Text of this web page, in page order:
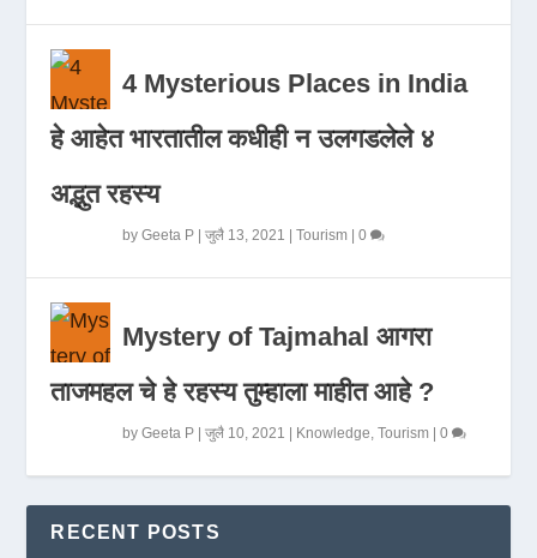
4 Mysterious Places in India
हे आहेत भारतातील कधीही न उलगडलेले ४
अद्भुत रहस्य
byGeeta P |जुलै 13, 2021 |Tourism |0
Mystery of Tajmahal आगरा
ताजमहल चे हे रहस्य तुम्हाला माहीत आहे ?
byGeeta P |जुलै 10, 2021 | Knowledge ,Tourism |0
RECENT POSTS